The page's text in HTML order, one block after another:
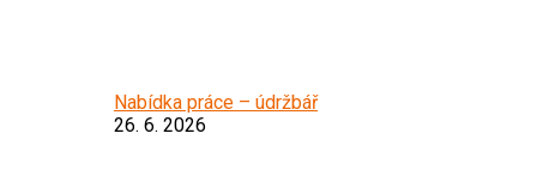
Nabídka práce – údržbář
26. 6. 2026